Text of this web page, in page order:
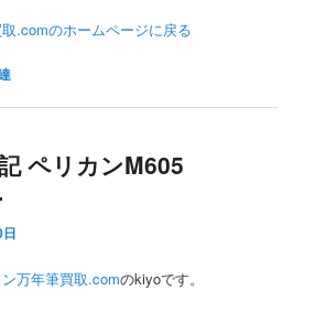
.comのホームページに 戻る
ペリカンM605
万年筆買取.comのkiyoです。